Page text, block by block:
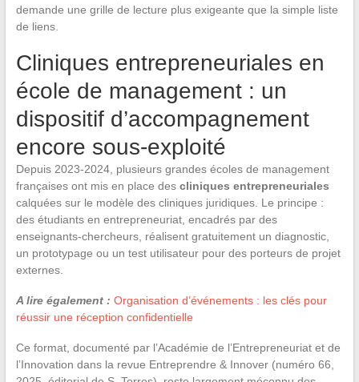
demande une grille de lecture plus exigeante que la simple liste
de liens.
Cliniques entrepreneuriales en
école de management : un
dispositif d’accompagnement
encore sous-exploité
Depuis 2023-2024, plusieurs grandes écoles de management
françaises ont mis en place des cliniques entrepreneuriales
calquées sur le modèle des cliniques juridiques. Le principe :
des étudiants en entrepreneuriat, encadrés par des
enseignants-chercheurs, réalisent gratuitement un diagnostic,
un prototypage ou un test utilisateur pour des porteurs de projet
externes.
A lire également : Organisation d’événements : les clés pour
réussir une réception confidentielle
Ce format, documenté par l’Académie de l’Entrepreneuriat et de
l’Innovation dans la revue Entreprendre & Innover (numéro 66,